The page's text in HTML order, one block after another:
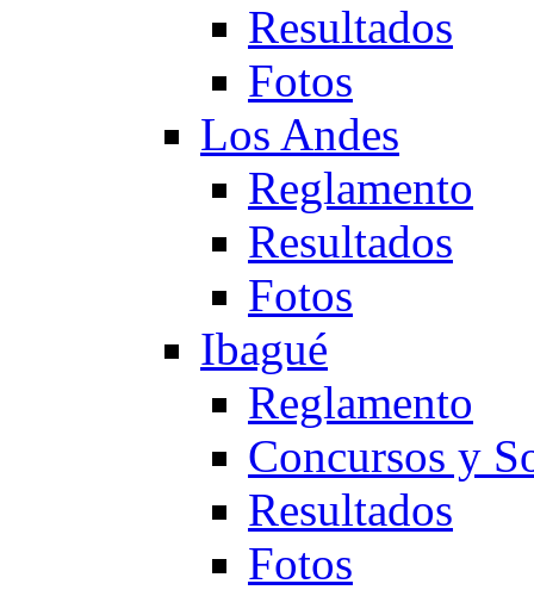
Resultados
Fotos
Los Andes
Reglamento
Resultados
Fotos
Ibagué
Reglamento
Concursos y
Resultados
Fotos